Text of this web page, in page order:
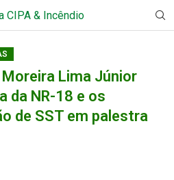
Lima Júnior
da NR-18 e os
de SST em palestra